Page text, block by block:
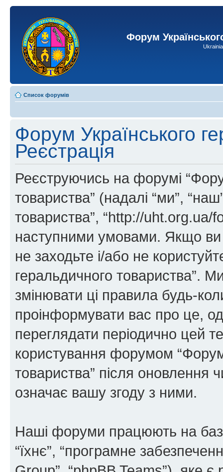
Форум
Список форумів
Форум Українського
Реєстрація
Реєструючись на форумі
товариства” (надалі “ми”,
товариства”, “http://uht.org.ua/
наступними умовами. Якщо ви
не заходьте і/або не
геральдичного товариства”.
змінювати ці правила будь-
проінформувати вас про це,
переглядати періодично цей
користування форумом
товариства” після оновлення
означає вашу згоду з ними.
Наші форуми працюють на
“їхнє”, “програмне